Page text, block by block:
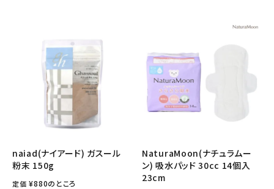
naiad(ナイアード) ガスール
粉末 150g
定価 ¥880のところ
NaturaMoon(ナチュラムー
ン) 吸水パッド 30cc 14個入
23cm